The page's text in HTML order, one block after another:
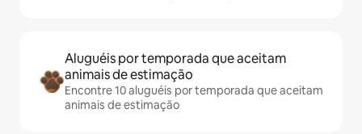
Aluguéis por temporada que aceitam
animais de estimação
Encontre 10 aluguéis por temporada que aceitam
animais de estimação